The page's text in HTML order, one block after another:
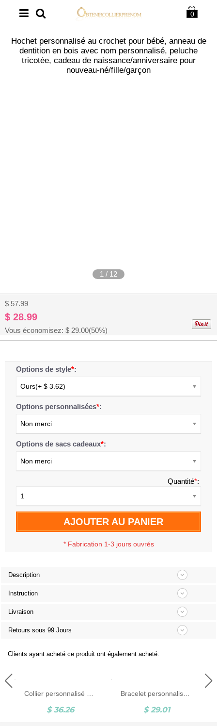
0
Hochet personnalisé au crochet pour bébé, anneau de
dentition en bois avec nom personnalisé, peluche
tricotée, cadeau de naissance/anniversaire pour
nouveau-né/fille/garçon
1 / 12
$ 57.99
$ 28.99
Vous économisez: $ 29.00(50%)
Options de style*:
Ours(+ $ 3.62)
Options personnalisées*:
Non merci
Options de sacs cadeaux*:
Non merci
Quantité*:
1
AJOUTER AU PANIER
* Fabrication 1-3 jours ouvrés
Description
Instruction
Livraison
Retours sous 99 Jours
Clients ayant acheté ce produit ont également acheté:
$ 36.26
Bracelet personnalisé avec 1 à 6 breloques en forme de cœur, bracelet à double chaîne, bijou de famille, cadeau pour la fête des mères, un anniversaire ou un anniversaire de mariage pour maman, grand-mère ou un membre de la famille.
$ 29.01